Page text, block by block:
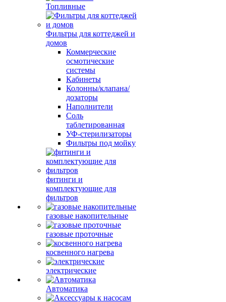
Топливные
Фильтры для коттеджей и
домов
Коммерческие
осмотические
системы
Кабинеты
Колонны/клапана/
дозаторы
Наполнители
Соль
таблетированная
УФ-стерилизаторы
Фильтры под мойку
фитинги и
комплектующие для
фильтров
газовые накопительные
газовые проточные
косвенного нагрева
электрические
Автоматика